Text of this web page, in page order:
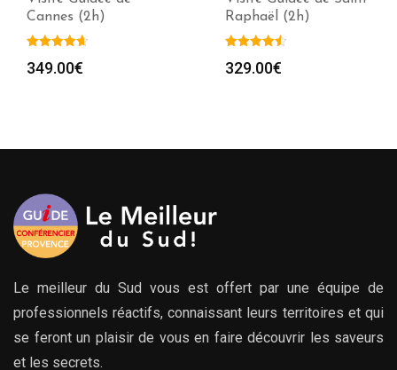
Cannes (2h)
349.00€
Raphaël (2h)
329.00€
Le meilleur du Sud vous est offert par une équipe de
professionnels réactifs, connaissant leurs territoires et qui
se feront un plaisir de vous en faire découvrir les saveurs
et les secrets.